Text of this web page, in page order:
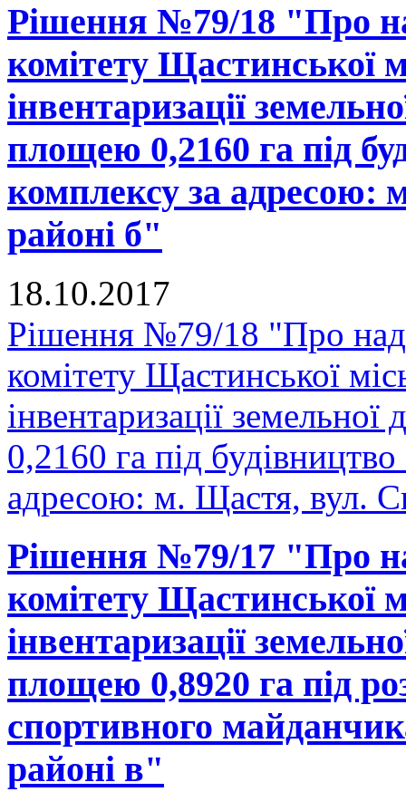
Рішення №79/18 "Про
комітету Щастинської
інвентаризації
площею 0,2160 га під
комплексу за
районі б"
18.10.2017
Рішення №79/18 "Про
комітету Щастинської
інвентаризації
0,2160 га під
адресою: м. Щастя, вул.
Рішення №79/17 "Про
комітету Щастинської
інвентаризації
площею 0,8920 га під
спортивного
районі в"